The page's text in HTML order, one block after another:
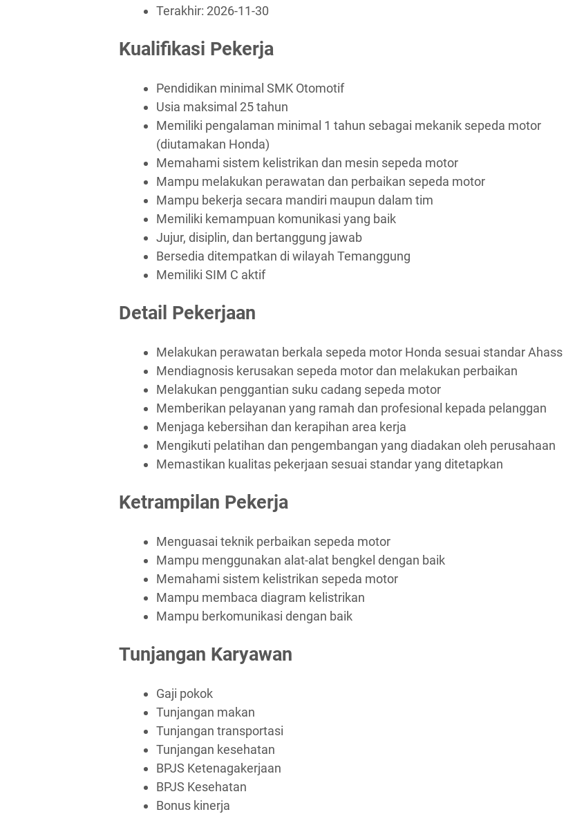
Terakhir: 2026-11-30
Kualifikasi Pekerja
Pendidikan minimal SMK Otomotif
Usia maksimal 25 tahun
Memiliki pengalaman minimal 1 tahun sebagai mekanik sepeda motor
(diutamakan Honda)
Memahami sistem kelistrikan dan mesin sepeda motor
Mampu melakukan perawatan dan perbaikan sepeda motor
Mampu bekerja secara mandiri maupun dalam tim
Memiliki kemampuan komunikasi yang baik
Jujur, disiplin, dan bertanggung jawab
Bersedia ditempatkan di wilayah Temanggung
Memiliki SIM C aktif
Detail Pekerjaan
Melakukan perawatan berkala sepeda motor Honda sesuai standar Ahass
Mendiagnosis kerusakan sepeda motor dan melakukan perbaikan
Melakukan penggantian suku cadang sepeda motor
Memberikan pelayanan yang ramah dan profesional kepada pelanggan
Menjaga kebersihan dan kerapihan area kerja
Mengikuti pelatihan dan pengembangan yang diadakan oleh perusahaan
Memastikan kualitas pekerjaan sesuai standar yang ditetapkan
Ketrampilan Pekerja
Menguasai teknik perbaikan sepeda motor
Mampu menggunakan alat-alat bengkel dengan baik
Memahami sistem kelistrikan sepeda motor
Mampu membaca diagram kelistrikan
Mampu berkomunikasi dengan baik
Tunjangan Karyawan
Gaji pokok
Tunjangan makan
Tunjangan transportasi
Tunjangan kesehatan
BPJS Ketenagakerjaan
BPJS Kesehatan
Bonus kinerja